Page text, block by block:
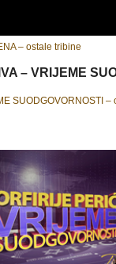
– ostale tribine
– VRIJEME
SUODGOVORNOSTI –